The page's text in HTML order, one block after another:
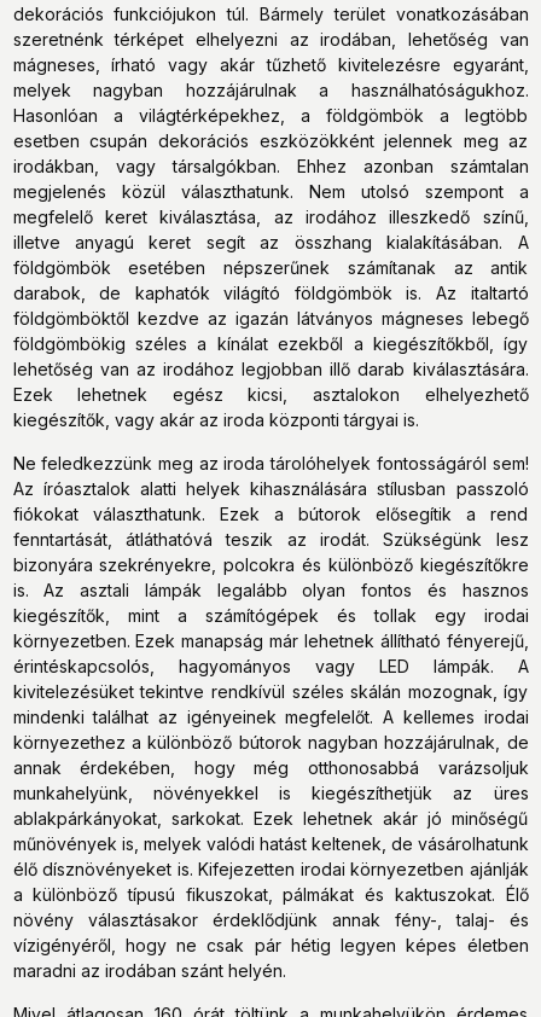
dekorációs funkciójukon túl. Bármely terület vonatkozásában
szeretnénk térképet elhelyezni az irodában, lehetőség van
mágneses, írható vagy akár tűzhető kivitelezésre egyaránt,
melyek nagyban hozzájárulnak a használhatóságukhoz.
Hasonlóan a világtérképekhez, a földgömbök a legtöbb
esetben csupán dekorációs eszközökként jelennek meg az
irodákban, vagy társalgókban. Ehhez azonban számtalan
megjelenés közül választhatunk. Nem utolsó szempont a
megfelelő keret kiválasztása, az irodához illeszkedő színű,
illetve anyagú keret segít az összhang kialakításában. A
földgömbök esetében népszerűnek számítanak az antik
darabok, de kaphatók világító földgömbök is. Az italtartó
földgömböktől kezdve az igazán látványos mágneses lebegő
földgömbökig széles a kínálat ezekből a kiegészítőkből, így
lehetőség van az irodához legjobban illő darab kiválasztására.
Ezek lehetnek egész kicsi, asztalokon elhelyezhető
kiegészítők, vagy akár az iroda központi tárgyai is.
Ne feledkezzünk meg az iroda tárolóhelyek fontosságáról sem!
Az íróasztalok alatti helyek kihasználására stílusban passzoló
fiókokat választhatunk. Ezek a bútorok elősegítik a rend
fenntartását, átláthatóvá teszik az irodát. Szükségünk lesz
bizonyára szekrényekre, polcokra és különböző kiegészítőkre
is. Az asztali lámpák legalább olyan fontos és hasznos
kiegészítők, mint a számítógépek és tollak egy irodai
környezetben. Ezek manapság már lehetnek állítható fényerejű,
érintéskapcsolós, hagyományos vagy LED lámpák. A
kivitelezésüket tekintve rendkívül széles skálán mozognak, így
mindenki találhat az igényeinek megfelelőt. A kellemes irodai
környezethez a különböző bútorok nagyban hozzájárulnak, de
annak érdekében, hogy még otthonosabbá varázsoljuk
munkahelyünk, növényekkel is kiegészíthetjük az üres
ablakpárkányokat, sarkokat. Ezek lehetnek akár jó minőségű
műnövények is, melyek valódi hatást keltenek, de vásárolhatunk
élő dísznövényeket is. Kifejezetten irodai környezetben ajánlják
a különböző típusú fikuszokat, pálmákat és kaktuszokat. Élő
növény választásakor érdeklődjünk annak fény-, talaj- és
vízigényéről, hogy ne csak pár hétig legyen képes életben
maradni az irodában szánt helyén.